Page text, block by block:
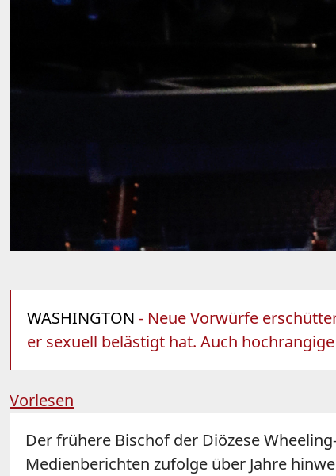
WASHINGTON - Neue Vorwürfe
er sexuell belästigt hat. Auch
Vorlesen
Der frühere Bischof der Diözese
Medienberichten zufolge über Jahre